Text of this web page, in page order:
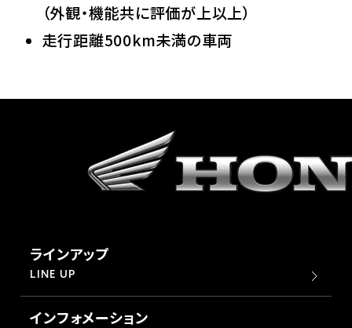
（外観・機能共に評価が上以上）
走行距離500km未満の車両
ラインアップ
LINE UP
インフォメーション